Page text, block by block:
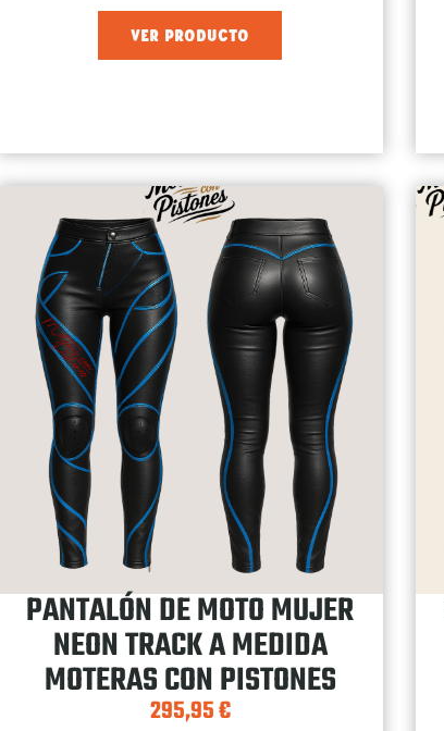
VER PRODUCTO
PANTALÓN DE MOTO MUJER
NEON TRACK A MEDIDA
MOTERAS CON PISTONES
295,95€